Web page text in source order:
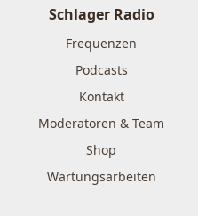
Schlager Radio
Frequenzen
Podcasts
Kontakt
Moderatoren & Team
Shop
Wartungsarbeiten